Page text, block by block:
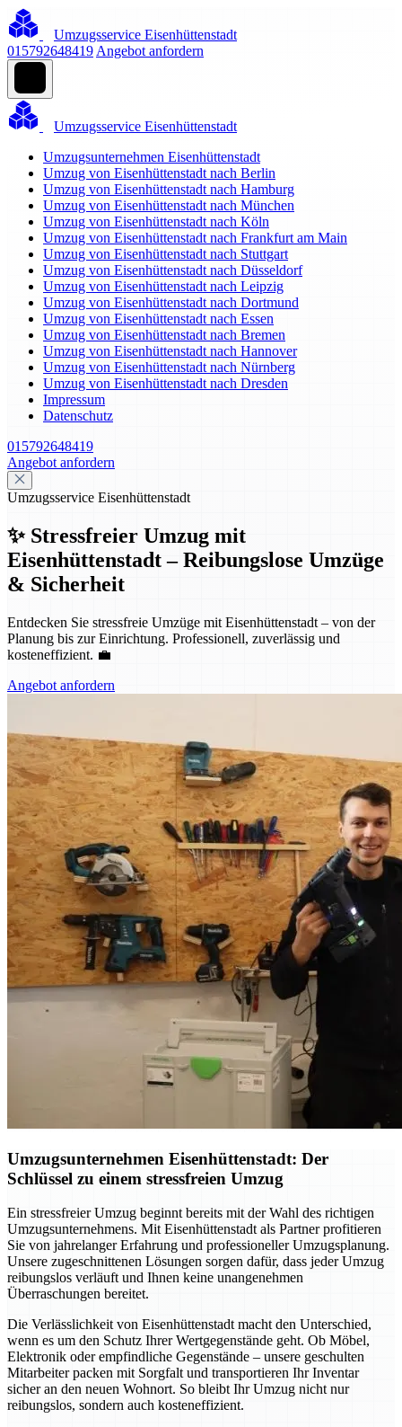
Umzugsservice Eisenhüttenstadt
015792648419 Angebot anfordern
Umzugsservice Eisenhüttenstadt
Umzugsunternehmen Eisenhüttenstadt
Umzug von Eisenhüttenstadt nach Berlin
Umzug von Eisenhüttenstadt nach Hamburg
Umzug von Eisenhüttenstadt nach München
Umzug von Eisenhüttenstadt nach Köln
Umzug von Eisenhüttenstadt nach Frankfurt am Main
Umzug von Eisenhüttenstadt nach Stuttgart
Umzug von Eisenhüttenstadt nach Düsseldorf
Umzug von Eisenhüttenstadt nach Leipzig
Umzug von Eisenhüttenstadt nach Dortmund
Umzug von Eisenhüttenstadt nach Essen
Umzug von Eisenhüttenstadt nach Bremen
Umzug von Eisenhüttenstadt nach Hannover
Umzug von Eisenhüttenstadt nach Nürnberg
Umzug von Eisenhüttenstadt nach Dresden
Impressum
Datenschutz
015792648419
Angebot anfordern
Umzugsservice Eisenhüttenstadt
✨ Stressfreier Umzug mit
Eisenhüttenstadt – Reibungslose Umzüge
& Sicherheit
Entdecken Sie stressfreie Umzüge mit Eisenhüttenstadt – von der
Planung bis zur Einrichtung. Professionell, zuverlässig und
kosteneffizient. 💼
Angebot anfordern
Umzugsunternehmen Eisenhüttenstadt: Der
Schlüssel zu einem stressfreien Umzug
Ein stressfreier Umzug beginnt bereits mit der Wahl des richtigen
Umzugsunternehmens. Mit Eisenhüttenstadt als Partner profitieren
Sie von jahrelanger Erfahrung und professioneller Umzugsplanung.
Unsere zugeschnittenen Lösungen sorgen dafür, dass jeder Umzug
reibungslos verläuft und Ihnen keine unangenehmen
Überraschungen bereitet.
Die Verlässlichkeit von Eisenhüttenstadt macht den Unterschied,
wenn es um den Schutz Ihrer Wertgegenstände geht. Ob Möbel,
Elektronik oder empfindliche Gegenstände – unsere geschulten
Mitarbeiter packen mit Sorgfalt und transportieren Ihr Inventar
sicher an den neuen Wohnort. So bleibt Ihr Umzug nicht nur
reibungslos, sondern auch kosteneffizient.